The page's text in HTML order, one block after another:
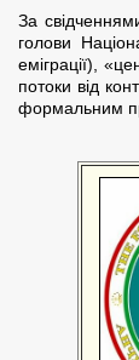
За
голови
еміграції),
потоки від
формальним